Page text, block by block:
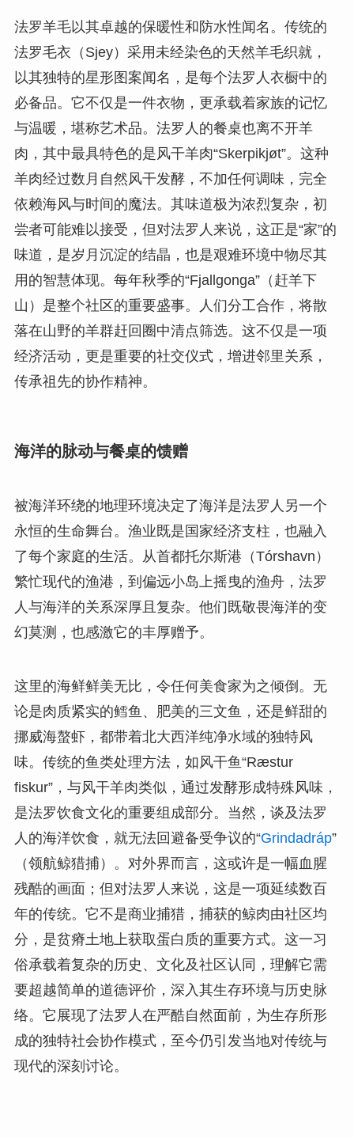
法罗羊毛以其卓越的保暖性和防水性闻名。传统的
法罗毛衣（Sjey）采用未经染色的天然羊毛织就，
以其独特的星形图案闻名，是每个法罗人衣橱中的
必备品。它不仅是一件衣物，更承载着家族的记忆
与温暖，堪称艺术品。法罗人的餐桌也离不开羊
肉，其中最具特色的是风干羊肉“Skerpikjøt”。这种
羊肉经过数月自然风干发酵，不加任何调味，完全
依赖海风与时间的魔法。其味道极为浓烈复杂，初
尝者可能难以接受，但对法罗人来说，这正是“家”的
味道，是岁月沉淀的结晶，也是艰难环境中物尽其
用的智慧体现。每年秋季的“Fjallgonga”（赶羊下
山）是整个社区的重要盛事。人们分工合作，将散
落在山野的羊群赶回圈中清点筛选。这不仅是一项
经济活动，更是重要的社交仪式，增进邻里关系，
传承祖先的协作精神。
海洋的脉动与餐桌的馈赠
被海洋环绕的地理环境决定了海洋是法罗人另一个
永恒的生命舞台。渔业既是国家经济支柱，也融入
了每个家庭的生活。从首都托尔斯港（Tórshavn）
繁忙现代的渔港，到偏远小岛上摇曳的渔舟，法罗
人与海洋的关系深厚且复杂。他们既敬畏海洋的变
幻莫测，也感激它的丰厚赠予。
这里的海鲜鲜美无比，令任何美食家为之倾倒。无
论是肉质紧实的鳕鱼、肥美的三文鱼，还是鲜甜的
挪威海螯虾，都带着北大西洋纯净水域的独特风
味。传统的鱼类处理方法，如风干鱼“Ræstur
fiskur”，与风干羊肉类似，通过发酵形成特殊风味，
是法罗饮食文化的重要组成部分。当然，谈及法罗
人的海洋饮食，就无法回避备受争议的“Grindadráp”
（领航鲸猎捕）。对外界而言，这或许是一幅血腥
残酷的画面；但对法罗人来说，这是一项延续数百
年的传统。它不是商业捕猎，捕获的鲸肉由社区均
分，是贫瘠土地上获取蛋白质的重要方式。这一习
俗承载着复杂的历史、文化及社区认同，理解它需
要超越简单的道德评价，深入其生存环境与历史脉
络。它展现了法罗人在严酷自然面前，为生存所形
成的独特社会协作模式，至今仍引发当地对传统与
现代的深刻讨论。